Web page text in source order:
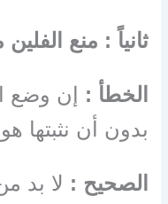
ثانياً : منع
الخطأ :
إن وضع
بدون أن نثبتها
الصحيح : لا بد